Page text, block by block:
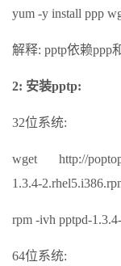
yum -y install ppp
解释: pptp依赖ppp
2: 安装pptp:
32位系统:
wget http://
1.3.4-
rpm -ivh pptpd-
64位系统: